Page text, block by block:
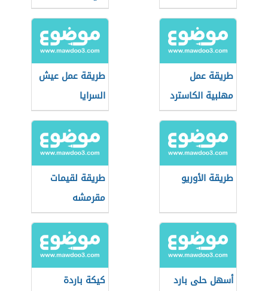
طريقة عمل
مهلبية الكاسترد
طريقة عمل عيش
السرايا
طريقة الأوريو
طريقة لقيمات
مقرمشه
أسهل حلى بارد
كيكة باردة